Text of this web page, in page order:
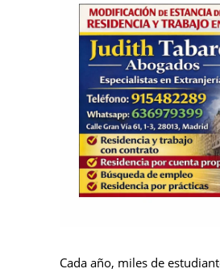
Cada año, miles de